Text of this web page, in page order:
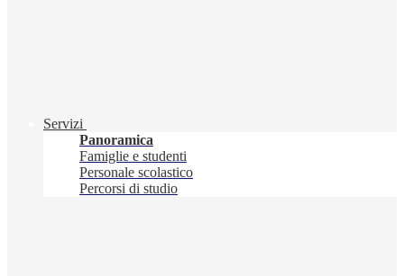
Servizi
Panoramica
Famiglie e studenti
Personale scolastico
Percorsi di studio